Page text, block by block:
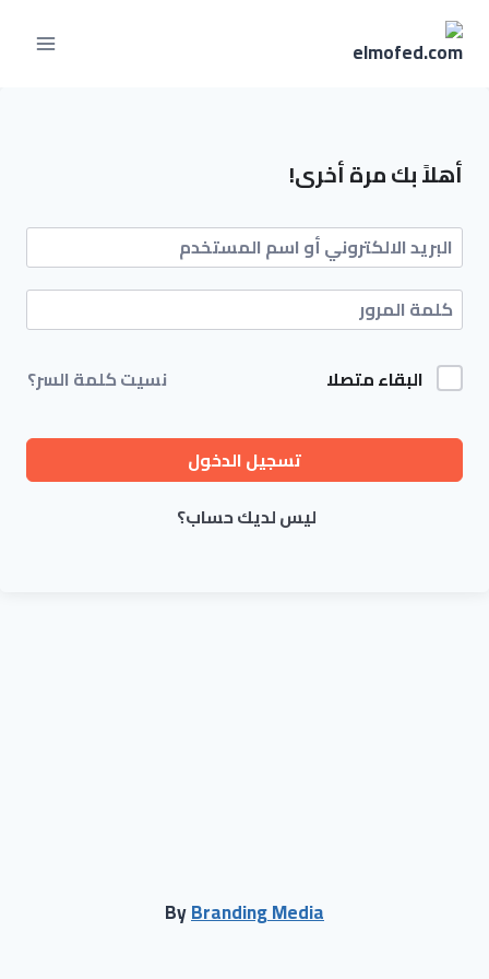
التجاوز
أهلاً بك مرة أخرى!
البقاء متصلا نسيت كلمة السر؟
تسجيل الدخول
ليس لديك حساب؟
ByBranding Media